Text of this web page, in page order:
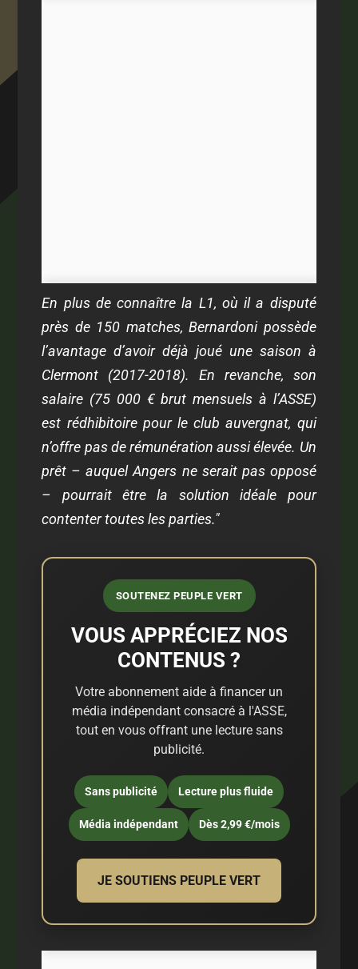
En plus de connaître la L1, où il a disputé
près de 150 matches, Bernardoni possède
l’avantage d’avoir déjà joué une saison à
Clermont (2017-2018). En revanche, son
salaire (75 000 € brut mensuels à l’ASSE)
est rédhibitoire pour le club auvergnat, qui
n’offre pas de rémunération aussi élevée. Un
prêt – auquel Angers ne serait pas opposé
– pourrait être la solution idéale pour
contenter toutes les parties."
SOUTENEZ PEUPLE VERT
VOUS APPRÉCIEZ NOS
CONTENUS ?
Votre abonnement aide à financer un
média indépendant consacré à l'ASSE,
tout en vous offrant une lecture sans
publicité.
Sans publicité Lecture plus fluide
Média indépendant Dès 2,99 €/mois
JE SOUTIENS PEUPLE VERT